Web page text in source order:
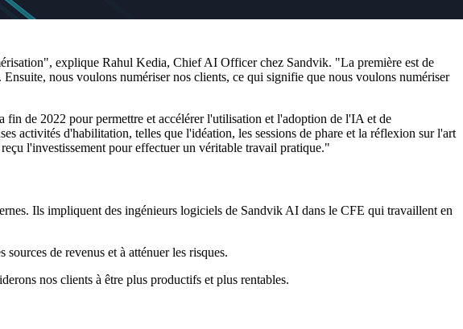
explique Rahul Kedia, Chief AI Officer chez Sandvik. "La première est de
nous voulons numériser nos clients, ce qui signifie que nous voulons numériser
de 2022 pour permettre et accélérer l'utilisation et l'adoption de l'IA et de
activités d'habilitation, telles que l'idéation, les sessions de phare et la réflexion sur l'art
l'investissement pour effectuer un véritable travail pratique."
Ils impliquent des ingénieurs logiciels de Sandvik AI dans le CFE qui travaillent en
de revenus et à atténuer les risques.
nos clients à être plus productifs et plus rentables.